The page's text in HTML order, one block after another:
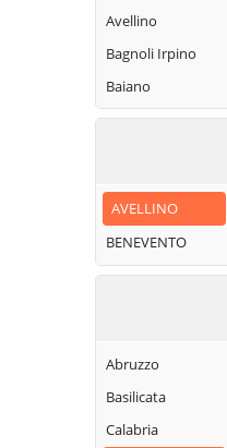
Avellino
Bagnoli Irpino
Baiano
Bisaccia
Calabritto
Calitri
AVELLINO
BENEVENTO
Abruzzo
Basilicata
Calabria